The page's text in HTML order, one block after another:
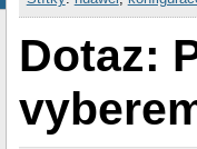
Dotaz: